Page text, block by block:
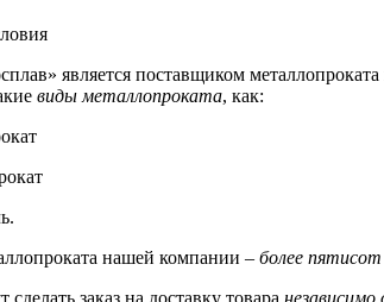
является поставщиком
виды металлопроката, как:
нашей компании – более